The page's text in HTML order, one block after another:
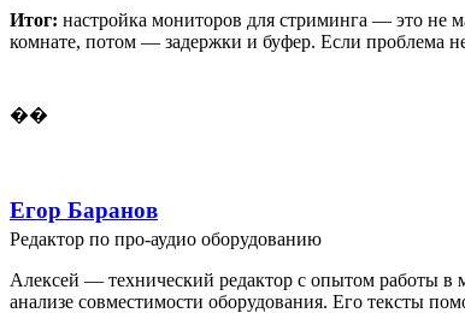
Итог: настройка мониторов для стриминга — это не
комнате, потом — задержки и буфер. Если проблема
��
Егор Баранов
Редактор по про-аудио оборудованию
Алексей — технический редактор с опытом работы в
анализе совместимости оборудования. Его тексты